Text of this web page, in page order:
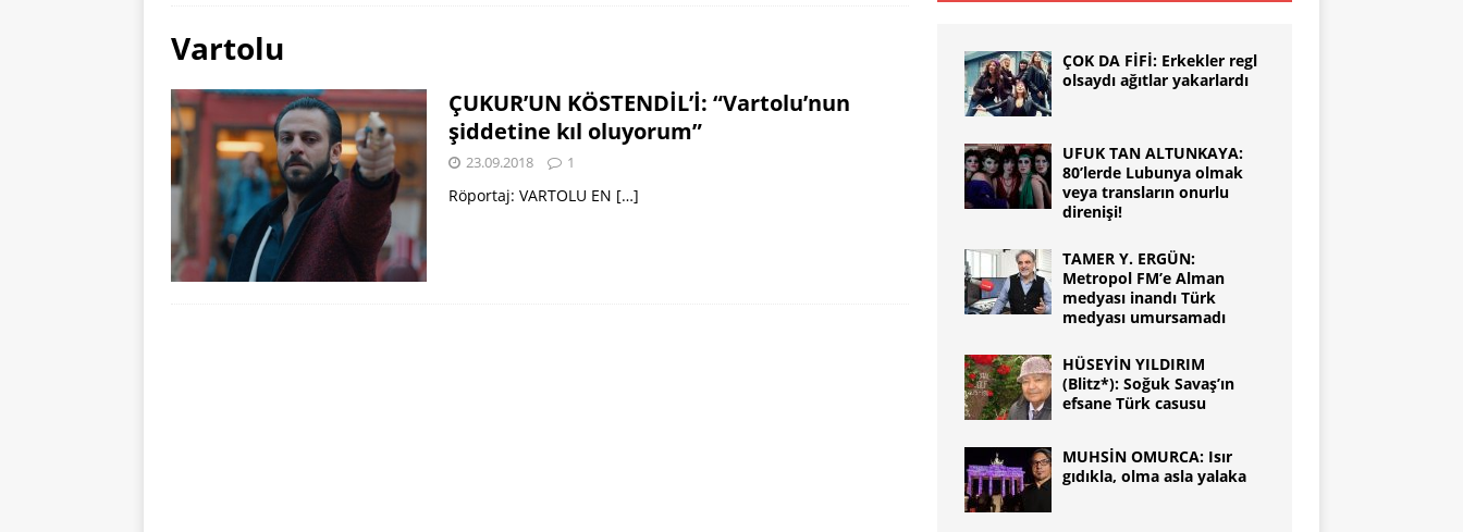
Vartolu
ÇUKUR’UN KÖSTENDİL’İ: “Vartolu’nun
şiddetine kıl oluyorum”
23.09.2018 1
Röportaj: VARTOLU EN […]
ÇOK DA FİFİ: Erkekler regl
olsaydı ağıtlar yakarlardı
UFUK TAN ALTUNKAYA:
80’lerde Lubunya olmak
veya transların onurlu
direnişi!
TAMER Y. ERGÜN:
Metropol FM’e Alman
medyası inandı Türk
medyası umursamadı
HÜSEYİN YILDIRIM
(Blitz*): Soğuk Savaş’ın
efsane Türk casusu
MUHSİN OMURCA: Isır
gıdıkla, olma asla yalaka